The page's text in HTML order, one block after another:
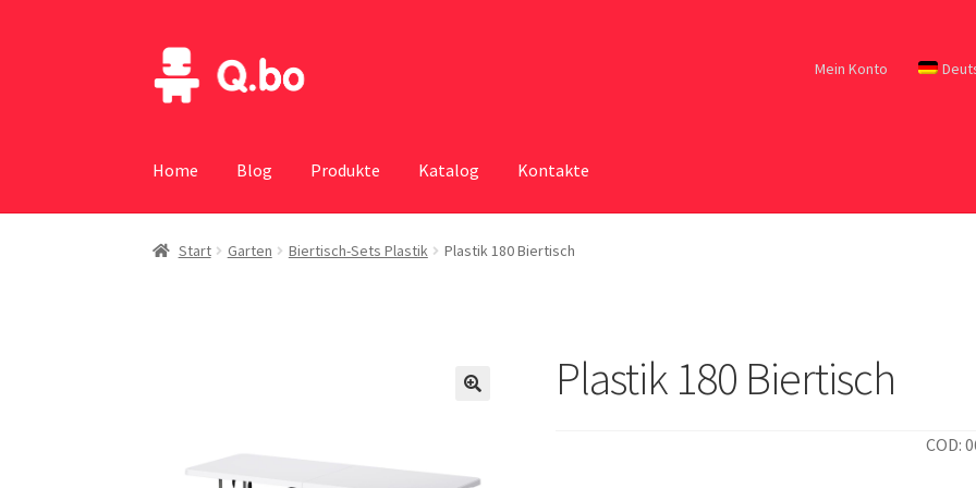
Skip
to
Skip
to
Mein Konto
Home Blog Produkte Katalog Kontakte
Start Garten Biertisch-Sets Plastik Plastik 180 Biertisch
Plastik 180 Biertisch
COD: